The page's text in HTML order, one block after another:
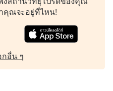
คุณจะอยู่ที่ไหน!
กอื่น ๆ